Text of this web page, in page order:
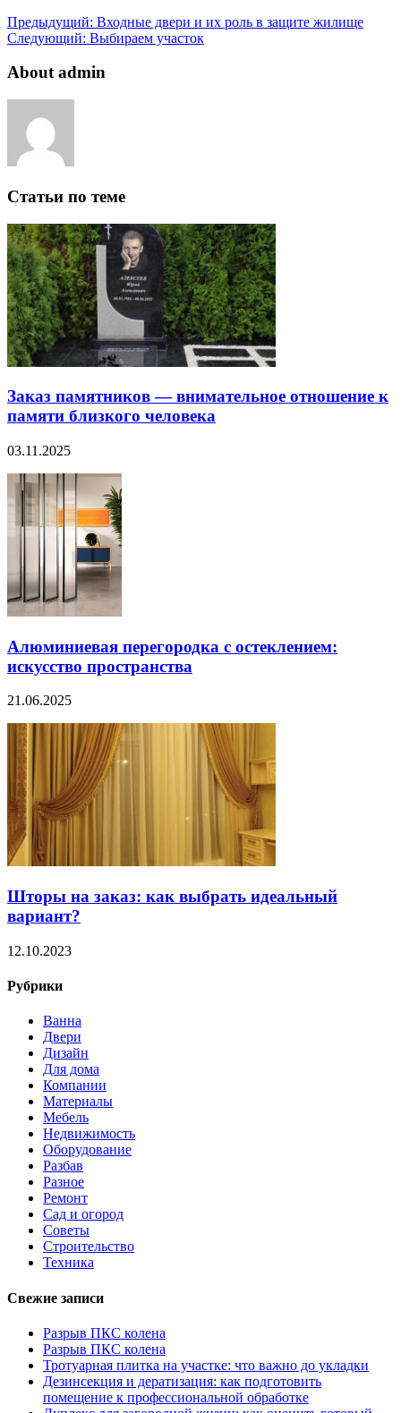
Предыдущий: Входные двери и их роль в защите жилище
Следующий: Выбираем участок
About admin
Статьи по теме
Заказ памятников — внимательное отношение к
памяти близкого человека
03.11.2025
Алюминиевая перегородка с остеклением:
искусство пространства
21.06.2025
Шторы на заказ: как выбрать идеальный
вариант?
12.10.2023
Рубрики
Ванна
Двери
Дизайн
Для дома
Компании
Материалы
Мебель
Недвижимость
Оборудование
Разбав
Разное
Ремонт
Сад и огород
Советы
Строительство
Техника
Свежие записи
Разрыв ПКС колена
Разрыв ПКС колена
Тротуарная плитка на участке: что важно до укладки
Дезинсекция и дератизация: как подготовить
помещение к профессиональной обработке